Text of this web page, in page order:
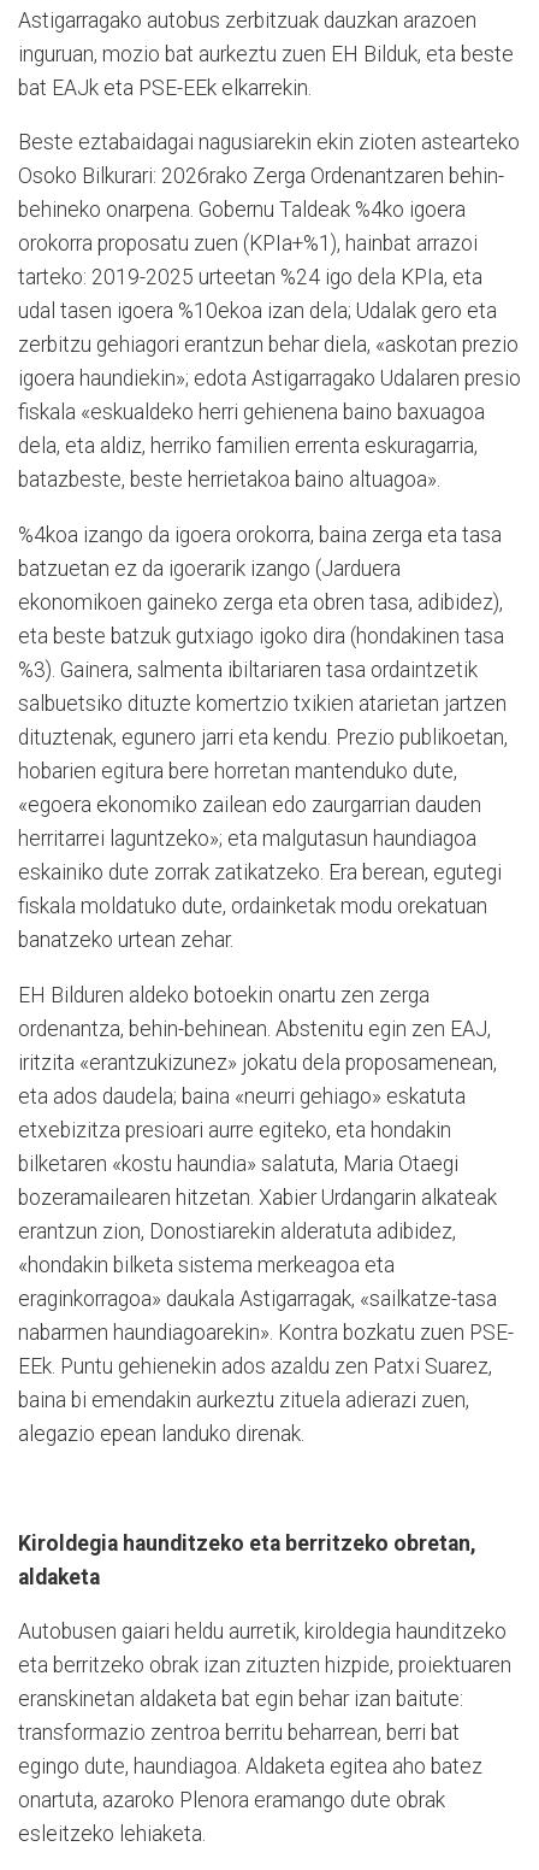
Astigarragako autobus zerbitzuak dauzkan arazoen
inguruan, mozio bat aurkeztu zuen EH Bilduk, eta beste
bat EAJk eta PSE-EEk elkarrekin.
Beste eztabaidagai nagusiarekin ekin zioten astearteko
Osoko Bilkurari: 2026rako Zerga Ordenantzaren behin-
behineko onarpena. Gobernu Taldeak %4ko igoera
orokorra proposatu zuen (KPIa+%1), hainbat arrazoi
tarteko: 2019-2025 urteetan %24 igo dela KPIa, eta
udal tasen igoera %10ekoa izan dela; Udalak gero eta
zerbitzu gehiagori erantzun behar diela, «askotan prezio
igoera haundiekin»; edota Astigarragako Udalaren presio
fiskala «eskualdeko herri gehienena baino baxuagoa
dela, eta aldiz, herriko familien errenta eskuragarria,
batazbeste, beste herrietakoa baino altuagoa».
%4koa izango da igoera orokorra, baina zerga eta tasa
batzuetan ez da igoerarik izango (Jarduera
ekonomikoen gaineko zerga eta obren tasa, adibidez),
eta beste batzuk gutxiago igoko dira (hondakinen tasa
%3). Gainera, salmenta ibiltariaren tasa ordaintzetik
salbuetsiko dituzte komertzio txikien atarietan jartzen
dituztenak, egunero jarri eta kendu. Prezio publikoetan,
hobarien egitura bere horretan mantenduko dute,
«egoera ekonomiko zailean edo zaurgarrian dauden
herritarrei laguntzeko»; eta malgutasun haundiagoa
eskainiko dute zorrak zatikatzeko. Era berean, egutegi
fiskala moldatuko dute, ordainketak modu orekatuan
banatzeko urtean zehar.
EH Bilduren aldeko botoekin onartu zen zerga
ordenantza, behin-behinean. Abstenitu egin zen EAJ,
iritzita «erantzukizunez» jokatu dela proposamenean,
eta ados daudela; baina «neurri gehiago» eskatuta
etxebizitza presioari aurre egiteko, eta hondakin
bilketaren «kostu haundia» salatuta, Maria Otaegi
bozeramailearen hitzetan. Xa­bier Urdangarin alkateak
eran­tzun zion, Donostiarekin alderatuta adibidez,
«hondakin bilketa sistema merkeagoa eta
eraginkorragoa» daukala Astigarragak, «sailkatze-tasa
nabarmen haundiagoarekin». Kontra bozkatu zu­en PSE-
EEk. Puntu gehienekin ados azaldu zen Patxi Suarez,
baina bi emendakin aurkeztu zituela adierazi zuen,
alegazio epean landuko direnak.
Kiroldegia haunditzeko eta berritzeko obretan,
aldaketa
Autobusen gaiari heldu aurretik, kiroldegia haunditzeko
eta berritzeko obrak izan zituzten hizpide, proiektuaren
eranskinetan aldaketa bat egin behar izan baitute:
transformazio zentroa berritu beharrean, berri bat
egingo dute, haundiagoa. Aldaketa egitea aho batez
onartuta, azaroko Plenora eramango dute obrak
esleitzeko lehiaketa.